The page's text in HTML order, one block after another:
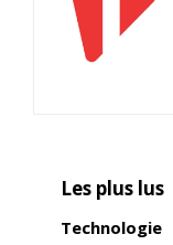
Les plus lus
Technologie